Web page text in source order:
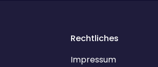
Rechtliches
Impressum